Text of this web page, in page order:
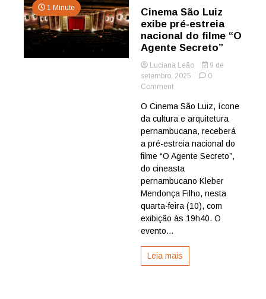
1 Minute
Cinema São Luiz
exibe pré-estreia
nacional do filme “O
Agente Secreto”
Luciana Leão
9 de
setembro, 2025
0
Commenton
São
Luiz
exibe
pré-
nacional
do
filme
“O
Agente
Secreto”
O Cinema São Luiz, ícone
da cultura e arquitetura
pernambucana, receberá
a pré-estreia nacional do
filme “O Agente Secreto”,
do cineasta
pernambucano Kleber
Mendonça Filho, nesta
quarta-feira (10), com
exibição às 19h40. O
evento...
Leia mais